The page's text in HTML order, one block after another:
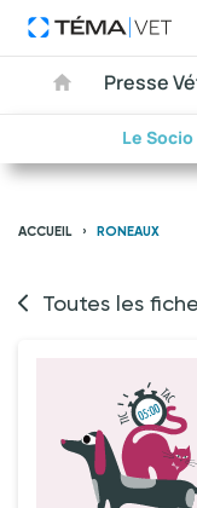
Presse
Le Socio
ACCUEIL RONEAUX
Toutes les